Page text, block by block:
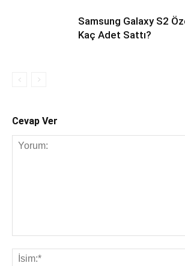
Samsung Galaxy S2
Kaç Adet Sattı?
Cevap Ver